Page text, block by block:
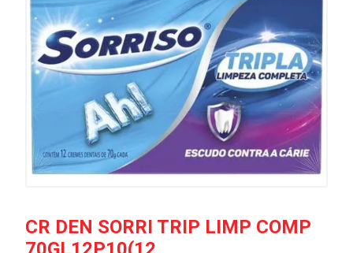
CR DEN SORRI TRIP LIMP COMP